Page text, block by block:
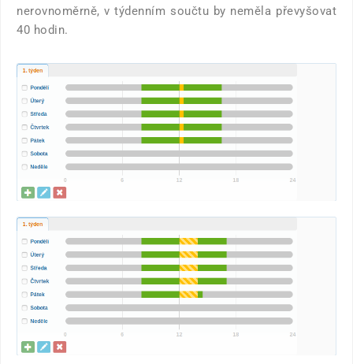
nerovnoměrně, v týdenním součtu by neměla převyšovat
40 hodin.